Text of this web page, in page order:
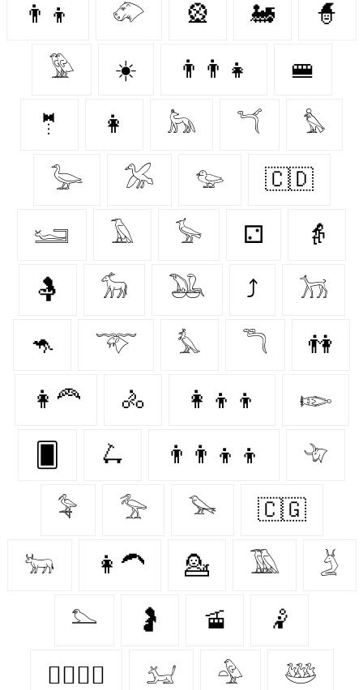
👨‍👦 𓄁 🎡 🚂 🧙‍
𓅳 ☀️ 👨‍👨‍👧 🚝
🤵‍ 👩‍ 𓃦 𓆔 𓅊
𓅬 𓅮 𓅰 🇨🇩
𓆒 𓄿 𓅚 ⚁ 👵
🤱 𓃘 𓅒 ⤴ 𓃡
🦘 𓄅 𓅘 𓆕 👫
👩‍🦰 🚴‍ 👩‍👦‍👦 𓆢
🛴 👨‍👨‍👦‍👦 𓄀
𓅝 𓅡 𓅨 🇨🇬
𓃒 👩‍🦱 💁‍ 𓅀 𓄄
𓅌 🤰 🚡 🤾‍
👩‍❤️‍💋‍👨 𓃫 𓅲 𓅸